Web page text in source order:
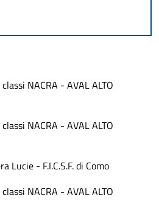
NACRA - AVAL ALTO
NACRA - AVAL ALTO
Lucie - F.I.C.S.F. di Como
NACRA - AVAL ALTO